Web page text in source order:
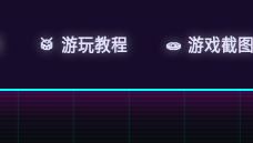
🥁 游玩教程 🧫 游戏截图